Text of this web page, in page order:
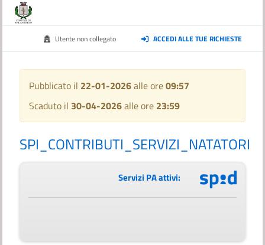
Utente non collegato ACCEDI ALLE TUE RICHIESTE
Pubblicato il 22-01-2026alle ore09:57
Scaduto il 30-04-2026alle ore 23:59
SPI_CONTRIBUTI_SERVIZI_NATATORI
Servizi PA attivi: